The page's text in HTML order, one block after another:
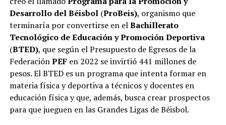
Desarrollo del Béisbol(ProBeis), organismo que
terminaría por convertirse en elBachillerato
Tecnológico de Educación y Promoción Deportiva
(BTED), que según el Presupuesto de Egresos de la
FederaciónPEFen 2022 se invirtió 441 millones de
pesos. El BTED es un programa que intenta formar en
materia física y deportiva a técnicos y docentes en
educación física y que, además, busca crear prospectos
para que jueguen en las Grandes Ligas de Béisbol.